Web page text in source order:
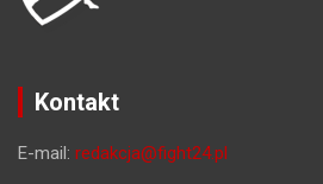
Kontakt
E-mail: redakcja@fight24.pl